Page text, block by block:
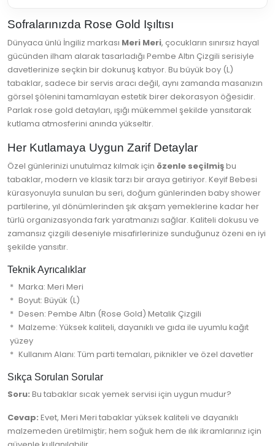
Sofralarınızda Rose Gold Işıltısı
Dünyaca ünlü İngiliz markası Meri Meri, çocukların sınırsız hayal
gücünden ilham alarak tasarladığı Pembe Altın Çizgili serisiyle
davetlerinize seçkin bir dokunuş katıyor. Bu büyük boy (L)
tabaklar, sadece bir servis aracı değil, aynı zamanda masanızın
görsel şölenini tamamlayan estetik birer dekorasyon öğesidir.
Parlak rose gold detayları, ışığı mükemmel şekilde yansıtarak
kutlama atmosferini anında yükseltir.
Her Kutlamaya Uygun Zarif Detaylar
Özel günlerinizi unutulmaz kılmak için özenle seçilmişbu
tabaklar, modern ve klasik tarzı bir araya getiriyor. Keyif Bebesi
kürasyonuyla sunulan bu seri, doğum günlerinden baby shower
partilerine, yıl dönümlerinden şık akşam yemeklerine kadar her
türlü organizasyonda fark yaratmanızı sağlar. Kaliteli dokusu ve
zamansız çizgili deseniyle misafirlerinize sunduğunuz özeni en iyi
şekilde yansıtır.
Teknik Ayrıcalıklar
Marka: Meri Meri
Boyut: Büyük (L)
Desen: Pembe Altın (Rose Gold) Metalik Çizgili
Malzeme: Yüksek kaliteli, dayanıklı ve gıda ile uyumlu kağıt
yüzey
Kullanım Alanı: Tüm parti temaları, piknikler ve özel davetler
Sıkça Sorulan Sorular
Soru: Bu tabaklar sıcak yemek servisi için uygun mudur?
Cevap: Evet, Meri Meri tabaklar yüksek kaliteli ve dayanıklı
malzemeden üretilmiştir; hem soğuk hem de ılık ikramlarınız için